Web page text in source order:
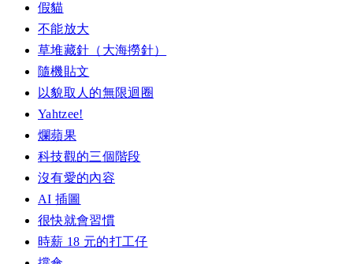
假貓
不能放大
草堆藏針（大海撈針）
隨機貼文
以貌取人的無限迴圈
Yahtzee!
爛蘋果
科技觀的三個階段
沒有愛的內容
AI 插圖
很快就會習慣
時薪 18 元的打工仔